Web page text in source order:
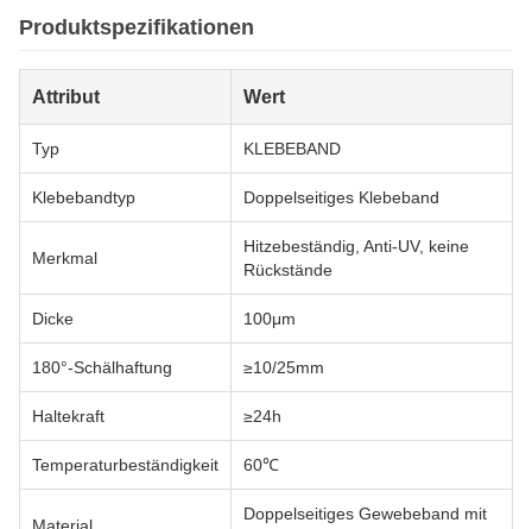
Produktspezifikationen
Attribut Wert
Typ KLEBEBAND
Klebebandtyp Doppelseitiges Klebeband
Merkmal
Hitzebeständig, Anti-UV, keine
Rückstände
Dicke 100μm
180°-Schälhaftung ≥10/25mm
Haltekraft ≥24h
Temperaturbeständigkeit 60℃
Doppelseitiges Gewebeband mit